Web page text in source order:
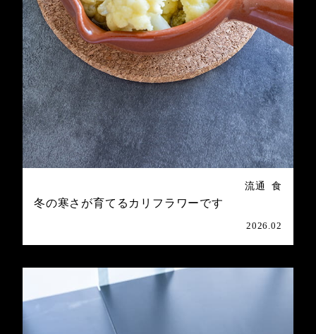
流通 食
冬の寒さが育てるカリフラワーです
2026.02